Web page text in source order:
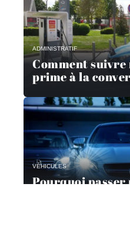
ADMINISTRATIF
Comment suivre
prime à la
VÉHICULES
Pourquoi passer